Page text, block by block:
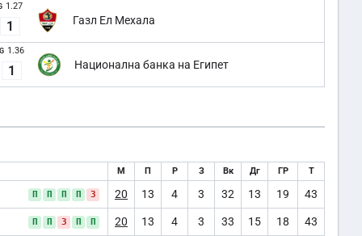
1.27
1 Газл Ел Мехала
1.36
1 Национална банка на Египет
М П Р З Вк Дг ГР Т
П П П П З 20 13 4 3 32 13 19 43
П П З П П 20 13 4 3 33 15 18 43